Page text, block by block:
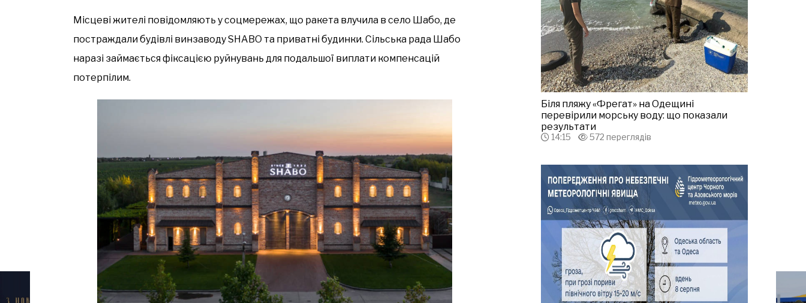
Місцеві жителі повідомляють у соцмережах, що ракета влучила в село Шабо, де
постраждали будівлі винзаводу SHABO та приватні будинки. Сільська рада Шабо
наразі займається фіксацією руйнувань для подальшої виплати компенсацій
потерпілим.
Біля пляжу «Фрегат» на Одещині
перевірили морську воду: що показали
результати
14:15 572 переглядів